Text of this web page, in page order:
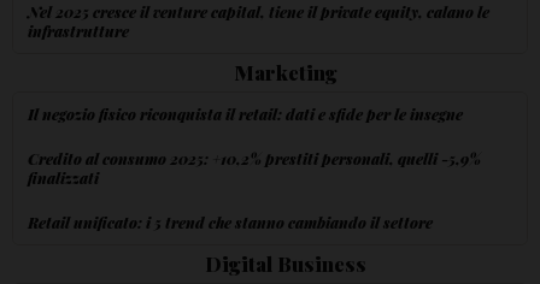
Nel 2025 cresce il venture capital, tiene il private equity, calano le
infrastrutture
Marketing
Il negozio fisico riconquista il retail: dati e sfide per le insegne
Credito al consumo 2025: +10,2% prestiti personali, quelli -5,9%
finalizzati
Retail unificato: i 5 trend che stanno cambiando il settore
Digital Business